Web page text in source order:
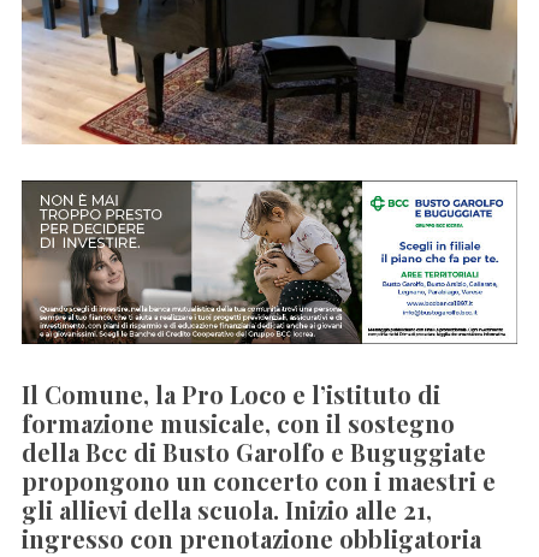
Il Comune, la Pro Loco e l’istituto di
formazione musicale, con il sostegno
della Bcc di Busto Garolfo e Buguggiate
propongono un concerto con i maestri e
gli allievi della scuola. Inizio alle 21,
ingresso con prenotazione obbligatoria